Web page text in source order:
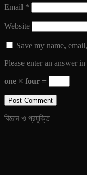
Email *
Website
Save my name,
Please enter an answer
one × four =
বিজ্ঞান ও প্রযুক্তি